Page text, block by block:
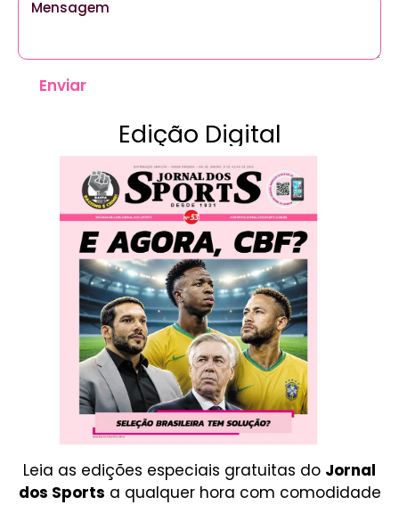
Enviar
Edição Digital
Leia as edições especiais gratuitas do Jornal
dos Sports a qualquer hora com comodidade